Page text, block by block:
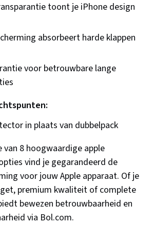
toont je iPhone design
absorbeert harde klappen
voor betrouwbare lange
in plaats van dubbelpack
van 8 hoogwaardige apple
vind je gegarandeerd de
voor jouw Apple apparaat. Of je
premium kwaliteit of complete
bewezen betrouwbaarheid en
via Bol.com.